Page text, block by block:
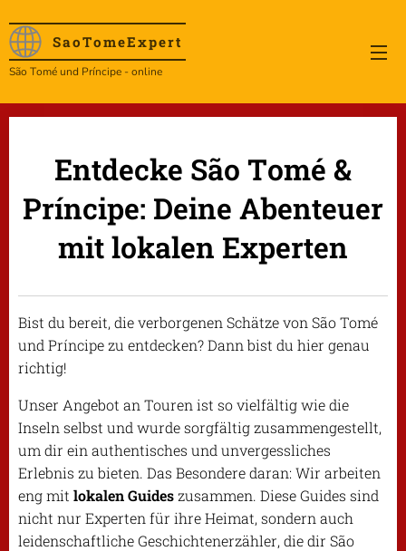
SaoTomeExpert
São Tomé und Príncipe - online
Entdecke São Tomé &
Príncipe: Deine Abenteuer
mit lokalen Experten
Bist du bereit, die verborgenen Schätze von São Tomé
und Príncipe zu entdecken? Dann bist du hier genau
richtig!
Unser Angebot an Touren ist so vielfältig wie die
Inseln selbst und wurde sorgfältig zusammengestellt,
um dir ein authentisches und unvergessliches
Erlebnis zu bieten. Das Besondere daran: Wir arbeiten
eng mit lokalen Guideszusammen. Diese Guides sind
nicht nur Experten für ihre Heimat, sondern auch
leidenschaftliche Geschichtenerzähler, die dir São